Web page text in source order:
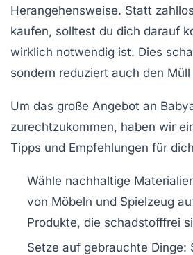
Herangehensweise. Statt
kaufen, solltest du dich darauf
wirklich notwendig ist. Dies
sondern reduziert auch den Müll
Um das große Angebot an
zurechtzukommen, haben wir
Tipps und Empfehlungen für
Wähle nachhaltige
von Möbeln und Spielzeug
Produkte, die schadstofffrei
Setze auf gebrauchte Dinge: